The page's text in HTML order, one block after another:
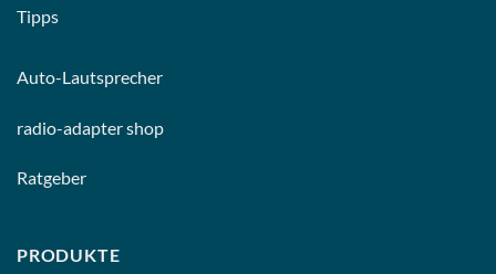
Tipps
Auto-Lautsprecher
radio-adapter shop
Ratgeber
PRODUKTE